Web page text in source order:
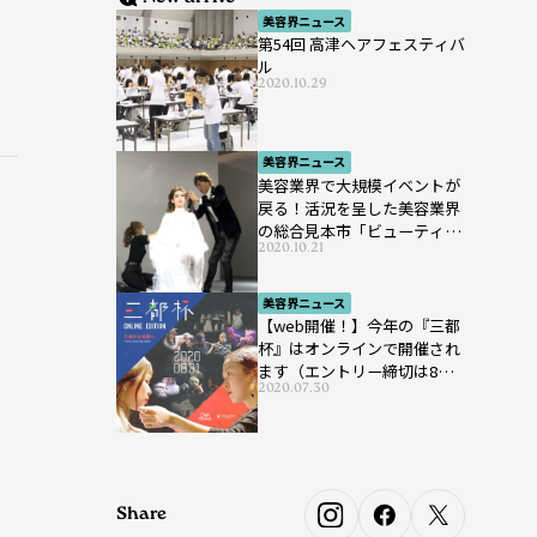
美容界ニュース
第54回 高津ヘアフェスティバ
ル
2020.10.29
美容界ニュース
美容業界で大規模イベントが
戻る！活況を呈した美容業界
の総合見本市「ビューティー
ワールド ジャパン ウエス
ト」が開催
2020.10.21
美容界ニュース
【web開催！】今年の『三都
杯』はオンラインで開催され
ます（エントリー締切は8月7
日まで）
2020.07.30
Share